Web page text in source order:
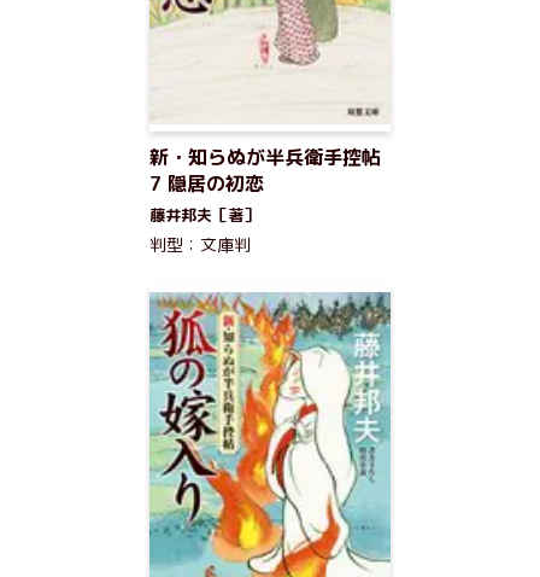
新・知らぬが半兵衛手控帖
7 隠居の初恋
藤井邦夫［著］
判型：文庫判